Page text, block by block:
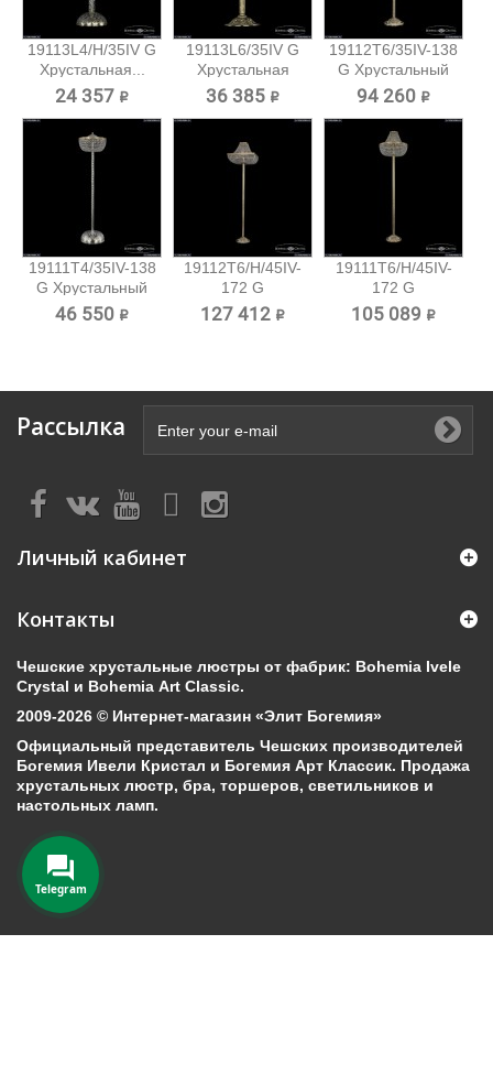
19113L4/H/35IV G
Хрустальная...
24 357 ₽
19113L6/35IV G
Хрустальная
настольная...
36 385 ₽
19112T6/35IV-138
G Хрустальный
торшер...
94 260 ₽
19111T4/35IV-138
G Хрустальный
торшер...
46 550 ₽
19112T6/H/45IV-
172 G
Хрустальный...
127 412 ₽
19111T6/H/45IV-
172 G
Хрустальный...
105 089 ₽
Рассылка
Личный кабинет
Контакты
Чешские хрустальные люстры от фабрик: Bohemia Ivele
Crystal и Bohemia Art Classic.
2009-2026 © Интернет-магазин «Элит Богемия»
Официальный представитель Чешских производителей
Богемия Ивели Кристал и Богемия Арт Классик. Продажа
хрустальных люстр, бра, торшеров, светильников и
настольных ламп.
Telegram